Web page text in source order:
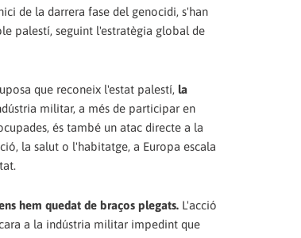
de la darrera fase del genocidi, s'han
palestí, seguint l'estratègia global de
que reconeix l'estat palestí, la
militar, a més de participar en
és també un atac directe a la
la salut o l'habitatge, a Europa escala
hem quedat de braços plegats. L'acció
a la indústria militar impedint que